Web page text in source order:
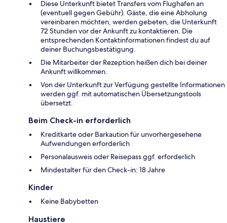
Diese Unterkunft bietet Transfers vom Flughafen an
(eventuell gegen Gebühr). Gäste, die eine Abholung
vereinbaren möchten, werden gebeten, die Unterkunft
72 Stunden vor der Ankunft zu kontaktieren. Die
entsprechenden Kontaktinformationen findest du auf
deiner Buchungsbestätigung.
Die Mitarbeiter der Rezeption heißen dich bei deiner
Ankunft willkommen.
Von der Unterkunft zur Verfügung gestellte Informationen
werden ggf. mit automatischen Übersetzungstools
übersetzt.
Beim Check-in erforderlich
Kreditkarte oder Barkaution für unvorhergesehene
Aufwendungen erforderlich
Personalausweis oder Reisepass ggf. erforderlich
Mindestalter für den Check-in: 18 Jahre
Kinder
Keine Babybetten
Haustiere